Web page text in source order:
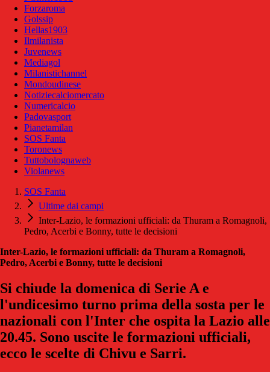
Forzaroma
Golssip
Hellas1903
Ilmilanista
Juvenews
Mediagol
Milanistichannel
Mondoudinese
Notiziecalciomercato
Numericalcio
Padovasport
Pianetamilan
SOS Fanta
Toronews
Tuttobolognaweb
Violanews
SOS Fanta
Ultime dai campi
Inter-Lazio, le formazioni ufficiali: da Thuram a Romagnoli,
Pedro, Acerbi e Bonny, tutte le decisioni
Inter-Lazio, le formazioni ufficiali: da Thuram a Romagnoli,
Pedro, Acerbi e Bonny, tutte le decisioni
Si chiude la domenica di Serie A e
l'undicesimo turno prima della sosta per le
nazionali con l'Inter che ospita la Lazio alle
20.45. Sono uscite le formazioni ufficiali,
ecco le scelte di Chivu e Sarri.